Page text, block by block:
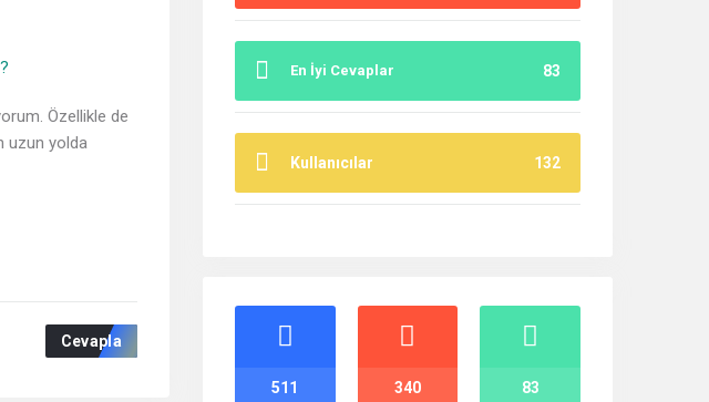
Özellikle de
uzun yolda
Cevapla
En İyi Cevaplar 83
Kullanıcılar 132
İstatistikler
511
340 83